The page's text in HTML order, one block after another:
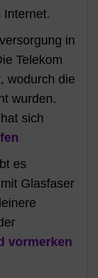
Internet.
in
Telekom
wodurch die
wurden.
sich
es
Glasfaser
vormerken